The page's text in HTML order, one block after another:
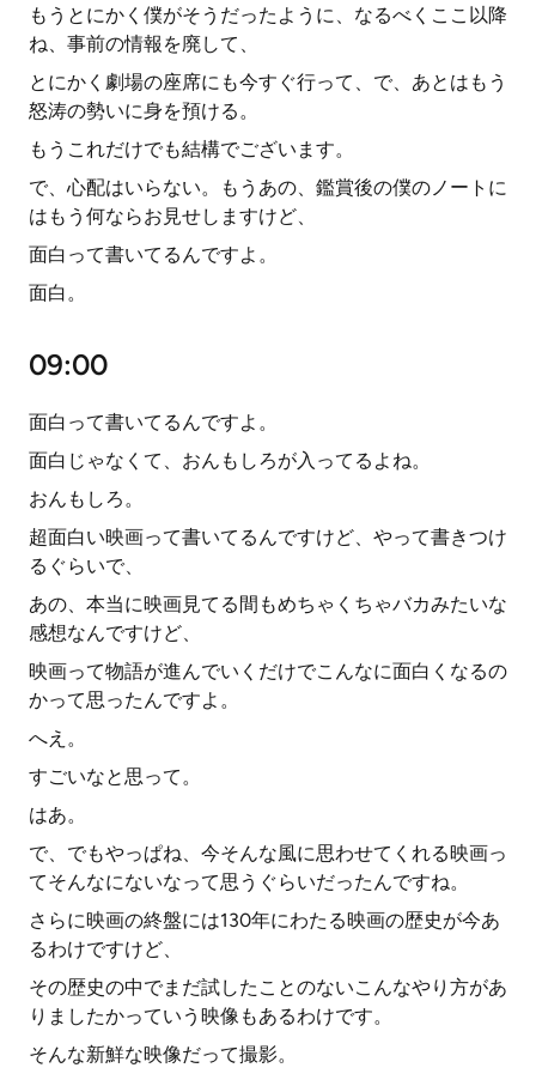
もうとにかく僕がそうだったように、なるべくここ以降
ね、事前の情報を廃して、
とにかく劇場の座席にも今すぐ行って、で、あとはもう
怒涛の勢いに身を預ける。
もうこれだけでも結構でございます。
で、心配はいらない。もうあの、鑑賞後の僕のノートに
はもう何ならお見せしますけど、
面白って書いてるんですよ。
面白。
09:00
面白って書いてるんですよ。
面白じゃなくて、おんもしろが入ってるよね。
おんもしろ。
超面白い映画って書いてるんですけど、やって書きつけ
るぐらいで、
あの、本当に映画見てる間もめちゃくちゃバカみたいな
感想なんですけど、
映画って物語が進んでいくだけでこんなに面白くなるの
かって思ったんですよ。
へえ。
すごいなと思って。
はあ。
で、でもやっぱね、今そんな風に思わせてくれる映画っ
てそんなにないなって思うぐらいだったんですね。
さらに映画の終盤には130年にわたる映画の歴史が今あ
るわけですけど、
その歴史の中でまだ試したことのないこんなやり方があ
りましたかっていう映像もあるわけです。
そんな新鮮な映像だって撮影。